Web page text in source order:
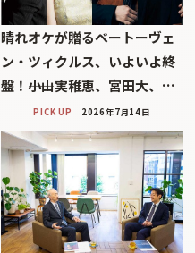
晴れオケが贈るベートーヴェ
ン・ツィクルス、いよいよ終
盤！――小山実稚恵、宮田大、…
PICK UP 2026年7月14日